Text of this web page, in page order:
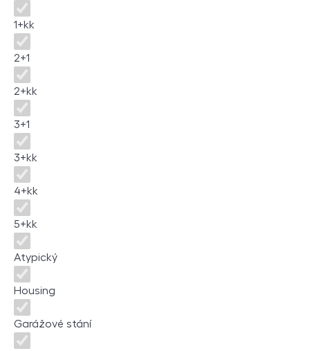
1+kk
2+1
2+kk
3+1
3+kk
4+kk
5+kk
Atypický
Housing
Garážové stání